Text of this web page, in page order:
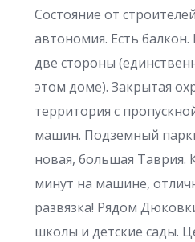
Состояние от
автономия. Есть
две стороны
этом доме). Закрытая
территория с
машин. Подземный
новая, большая Таврия.
минут на машине,
развязка! Рядом
школы и детские сады.